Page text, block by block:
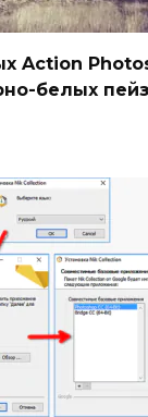
Action
белых